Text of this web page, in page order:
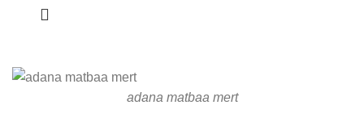
adana matbaa mert